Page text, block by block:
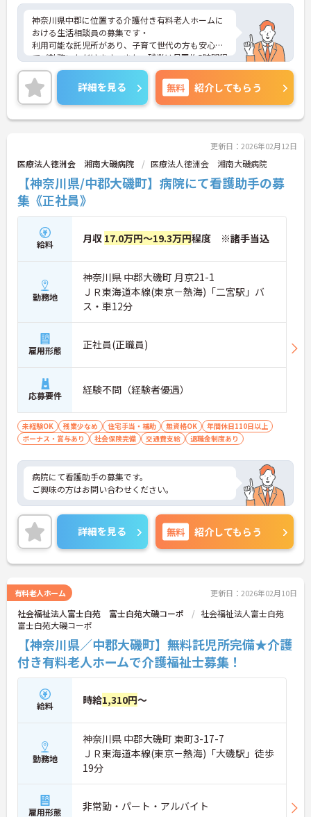
神奈川県中郡に位置する介護付き有料老人ホームに
おける生活相談員の募集です・
利用可能な託児所があり、子育て世代の方も安心し
てご勤務いただけます。また、残業は月平均5時間程
度です。ワークライフバランスを保ちながらご勤務
いただけます。
ご興味のある方には、面接対策ポイントなど、さら
に詳細をご案内しますのでお気軽にご相談くださ
い！
詳細を見る 無料 紹介してもらう
更新日：2026年02月12日
医療法人徳洲会 湘南大磯病院 医療法人徳洲会 湘南大磯病院
【神奈川県/中郡大磯町】病院にて看護助手の募
集《正社員》
給料 月収 17.0万円～19.3万円程度 ※諸手当込
勤務地
神奈川県 中郡大磯町 月京21-1
ＪＲ東海道本線(東京－熱海)「二宮駅」バ
ス・車12分
雇用形態 正社員(正職員)
応募要件 経験不問（経験者優遇）
未経験OK 残業少なめ 住宅手当・補助 無資格OK
年間休日110日以上
ボーナス・賞与あり
社会保険完備 交通費支給 退職金制度あり
病院にて看護助手の募集です。
ご興味の方はお問い合わせください。
詳細を見る 無料 紹介してもらう
有料老人ホーム 更新日：2026年02月10日
社会福祉法人富士白苑 富士白苑大磯コーポ
社会福祉法人富士白苑
富士白苑大磯コーポ
【神奈川県／中郡大磯町】無料託児所完備★介護
付き有料老人ホームで介護福祉士募集！
給料 時給1,310円～
勤務地
神奈川県 中郡大磯町 東町3-17-7
ＪＲ東海道本線(東京－熱海)「大磯駅」徒歩
19分
雇用形態 非常勤・パート・アルバイト